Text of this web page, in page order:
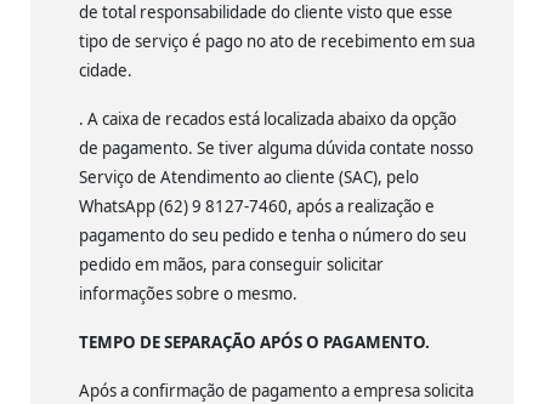
de total responsabilidade do cliente visto que esse
tipo de serviço é pago no ato de recebimento em sua
cidade.
. A caixa de recados está localizada abaixo da opção
de pagamento. Se tiver alguma dúvida contate nosso
Serviço de Atendimento ao cliente (SAC), pelo
WhatsApp (62) 9 8127-7460, após a realização e
pagamento do seu pedido e tenha o número do seu
pedido em mãos, para conseguir solicitar
informações sobre o mesmo.
TEMPO DE SEPARAÇÃO APÓS O PAGAMENTO.
Após a confirmação de pagamento a empresa solicita